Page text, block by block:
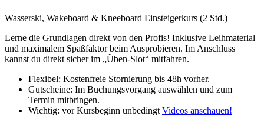
Wasserski, Wakeboard & Kneeboard Einsteigerkurs (2 Std.)
Lerne die Grundlagen direkt von den Profis! Inklusive Leihmaterial
und maximalem Spaßfaktor beim Ausprobieren. Im Anschluss
kannst du direkt sicher im „Üben-Slot“ mitfahren.
Flexibel: Kostenfreie Stornierung bis 48h vorher.
Gutscheine: Im Buchungsvorgang auswählen und zum
Termin mitbringen.
Wichtig: vor Kursbeginn unbedingt Videos anschauen!